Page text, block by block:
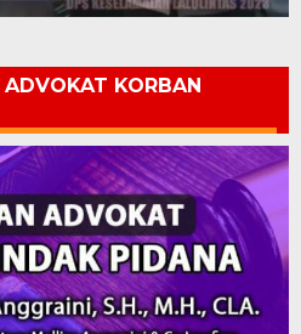
KORBAN